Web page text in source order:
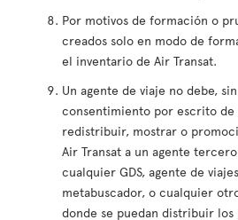
Por motivos de formación o
creados solo en modo de
el inventario de Air Transat.
Un agente de viaje no debe,
consentimiento por escrito de
redistribuir, mostrar o
Air Transat a un agente
cualquier GDS, agente de
metabuscador, o cualquier
donde se puedan distribuir